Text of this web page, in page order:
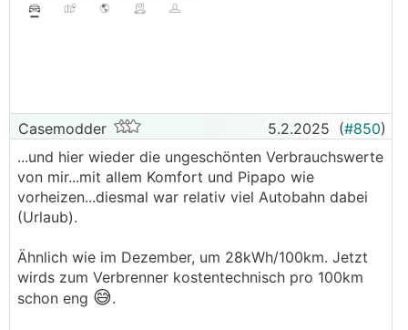
Casemodder 5.2.2025 (#850)
...und hier wieder die ungeschönten Verbrauchswerte
von mir...mit allem Komfort und Pipapo wie
vorheizen...diesmal war relativ viel Autobahn dabei
(Urlaub).
Ähnlich wie im Dezember, um 28kWh/100km. Jetzt
wirds zum Verbrenner kostentechnisch pro 100km
schon eng 😅.